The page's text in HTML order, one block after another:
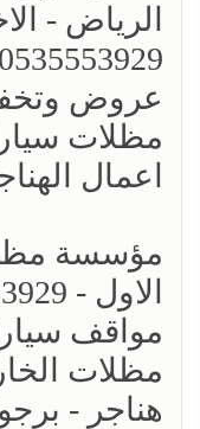
الرياض -
عروض
مظلات
اعمال
مؤسسة
مواقف
مظلات
هناجر -